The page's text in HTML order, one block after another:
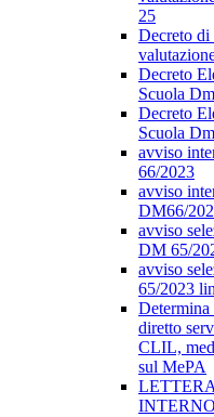
25
Decreto di
Decreto
Scuola
Decreto
Scuola
avviso
66/2023
avviso
DM66/
avviso
DM 65/
avviso
65/2023
diretto
CLIL,
sul MePA